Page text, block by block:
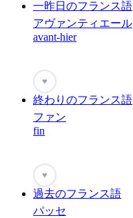
一昨日のフランス語
アヴァンティエール
avant-hier
♥
終わりのフランス語
ファン
fin
♥
過去のフランス語
パッセ